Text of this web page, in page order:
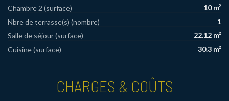
Chambre 2 (surface)
10 m²
Nbre de terrasse(s) (nombre)
1
Salle de séjour (surface)
22.12 m²
Cuisine (surface)
30.3 m²
CHARGES & COÛTS